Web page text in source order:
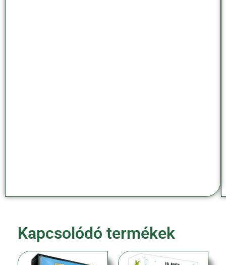
Kapcsolódó termékek